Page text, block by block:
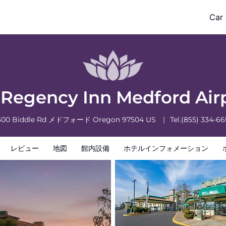
Car
Inn Medford
Biddle Rd メドフォード Oregon 97504 US Tel.(855) 334-
レビュー 地図 館内設備 ホテルインフォメーション